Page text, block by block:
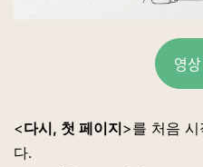
영
<다시, 첫 페이지>를 처음
다.